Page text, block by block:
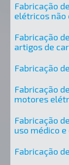
Fabricação
elétricos
Fabricação
artigos de
Fabricação
Fabricação
motores
Fabricação
uso médico
Fabricação